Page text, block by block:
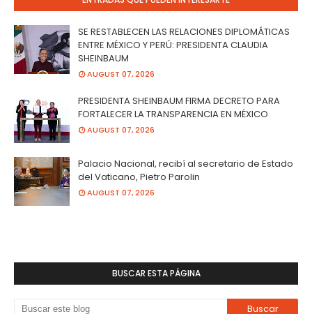
SE RESTABLECEN LAS RELACIONES DIPLOMÁTICAS
ENTRE MÉXICO Y PERÚ: PRESIDENTA CLAUDIA
SHEINBAUM
AUGUST 07, 2026
PRESIDENTA SHEINBAUM FIRMA DECRETO PARA
FORTALECER LA TRANSPARENCIA EN MÉXICO
AUGUST 07, 2026
Palacio Nacional, recibí al secretario de Estado
del Vaticano, Pietro Parolin
AUGUST 07, 2026
BUSCAR ESTA PÁGINA